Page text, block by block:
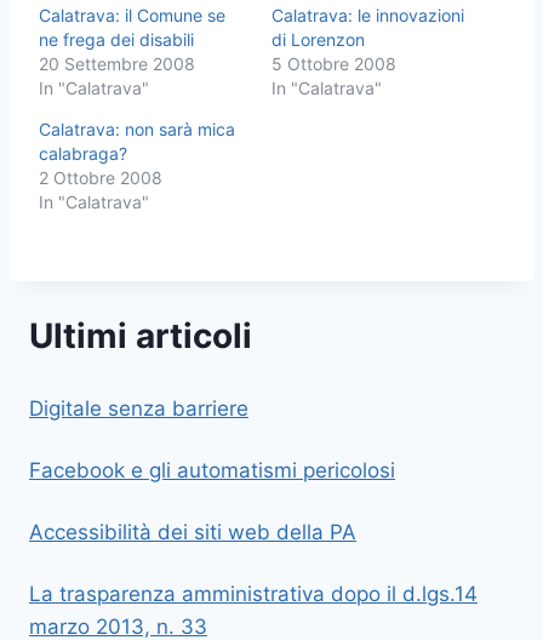
Calatrava: il Comune se
ne frega dei disabili
20 Settembre 2008
In "Calatrava"
Calatrava: le innovazioni
di Lorenzon
5 Ottobre 2008
In "Calatrava"
Calatrava: non sarà mica
calabraga?
2 Ottobre 2008
In "Calatrava"
Ultimi articoli
Digitale senza barriere
Facebook e gli automatismi pericolosi
Accessibilità dei siti web della PA
La trasparenza amministrativa dopo il d.lgs.14
marzo 2013, n. 33